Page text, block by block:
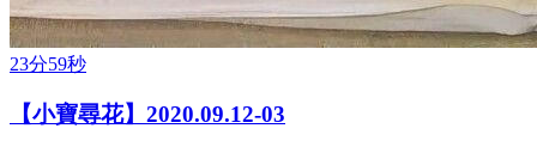
23分59秒
【小寶尋花】2020.09.12-03